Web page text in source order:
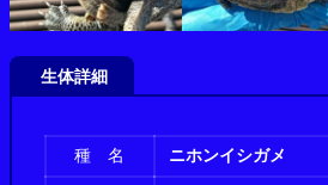
生体詳細
種 名 ニホンイシガメ